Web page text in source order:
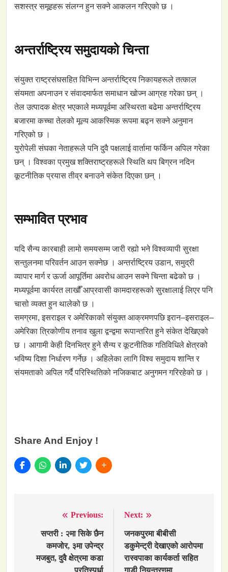
सशस्त्र समूहहरू संलग्न हुन सक्ने आकलन गरिएको छ ।
अन्तर्राष्ट्रिय समुदायको चिन्ता
संयुक्त राष्ट्रसंघसहित विभिन्न अन्तर्राष्ट्रिय निकायहरूले तत्काल
संयमता अपनाउन र संवादमार्फत समाधान खोज्न आग्रह गरेका छन् ।
तेल उत्पादक क्षेत्र भएकाले मध्यपूर्वमा अस्थिरता बढेमा अन्तर्राष्ट्रिय
बजारमा कच्चा तेलको मूल्य आकस्मिक रूपमा बढ्न सक्ने अनुमान
गरिएको छ ।
युरोपेली संघका नेताहरूले पनि दुवै पक्षलाई वार्तामा फर्किन अपिल गरेका
छन् । विश्वका प्रमुख शक्तिराष्ट्रहरूले स्थिति थप बिग्रन नदिन
कूटनीतिक प्रयास तीव्र बनाउने संकेत दिएका छन् ।
सम्भावित प्रभाव
यदि सैन्य कारबाही लामो समयसम्म जारी रह्यो भने विश्वव्यापी सुरक्षा
सन्तुलनमा परिवर्तन आउन सक्नेछ । अन्तर्राष्ट्रिय उडान, समुद्री
व्यापार मार्ग र ऊर्जा आपूर्तिमा अवरोध आउन सक्ने चिन्ता बढेको छ ।
मध्यपूर्वमा कार्यरत लाखौँ आप्रवासी कामदारहरूको सुरक्षालाई लिएर पनि
चासो व्यक्त हुन थालेको छ ।
समग्रमा, इसराइल र अमेरिकाको संयुक्त आक्रमणपछि इरान–इसराइल–
अमेरिका त्रिकोणीय तनाव खुला द्वन्द्वमा रूपान्तरित हुने संकेत देखिएको
छ । आगामी केही दिनभित्र हुने सैन्य र कूटनीतिक गतिविधिले क्षेत्रको
भविष्य दिशा निर्धारण गर्नेछ । अहिलेका लागि विश्व समुदाय शान्ति र
संयमताको अपिल गर्दै परिस्थितिको नजिकबाट अनुगमन गरिरहेको छ ।
Share And Enjoy !
navigation
Previous:
सप्तरी : २मा सिके छैन
कमजोर, ३मा उपेन्द्र
मजबुत, दुवै क्षेत्रमा कडा
Next:
जनकपुरमा बीबीसी
डकुमेन्ट्री देखाएको आरोपमा
रास्वपाका कार्यकर्ता सहित